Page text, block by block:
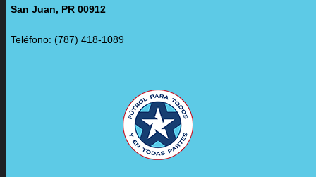
San Juan, PR 00912
Teléfono: (787) 418-1089